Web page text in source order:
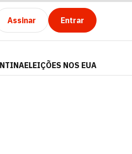
Assinar Entrar
ELEIÇÕES NOS EUA